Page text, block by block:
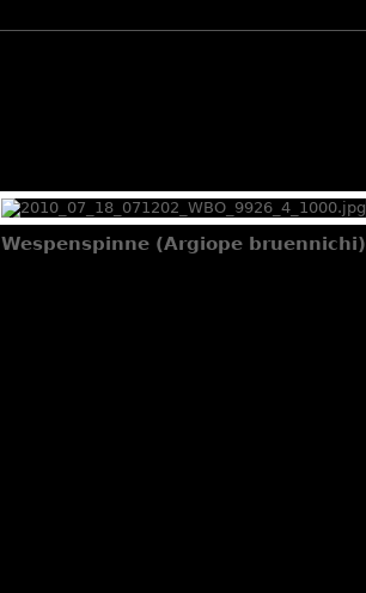
Wespenspinne (Argiope bruennichi)